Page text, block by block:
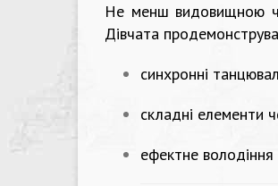
Не менш видовищною
Дівчата
синхронні
складні елементи
ефектне